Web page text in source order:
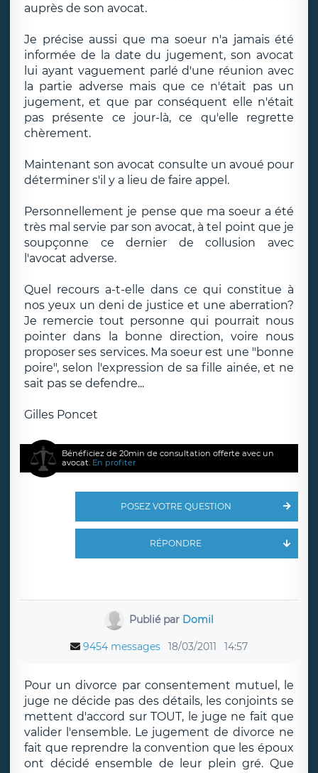
auprès de son avocat.
Je précise aussi que ma soeur n'a jamais été
informée de la date du jugement, son avocat
lui ayant vaguement parlé d'une réunion avec
la partie adverse mais que ce n'était pas un
jugement, et que par conséquent elle n'était
pas présente ce jour-là, ce qu'elle regrette
chèrement.
Maintenant son avocat consulte un avoué pour
déterminer s'il y a lieu de faire appel.
Personnellement je pense que ma soeur a été
très mal servie par son avocat, à tel point que je
soupçonne ce dernier de collusion avec
l'avocat adverse.
Quel recours a-t-elle dans ce qui constitue à
nos yeux un deni de justice et une aberration?
Je remercie tout personne qui pourrait nous
pointer dans la bonne direction, voire nous
proposer ses services. Ma soeur est une "bonne
poire", selon l'expression de sa fille ainée, et ne
sait pas se defendre...
Gilles Poncet
Bénéficiez de 20min de consultation offerte avec un
avocat. En profiter
POSEZ VOTRE QUESTION
RÉPONDRE
Publié par Domil
9454 messages 18/03/2011 14:57
Pour un divorce par consentement mutuel, le
juge ne décide pas des détails, les conjoints se
mettent d'accord sur TOUT, le juge ne fait que
valider l'ensemble. Le jugement de divorce ne
fait que reprendre la convention que les époux
ont décidé ensemble de leur plein gré. Que